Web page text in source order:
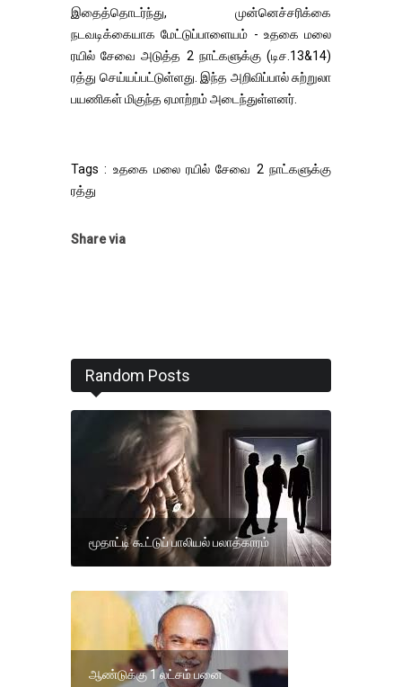
இதைத்தொடர்ந்து, முன்னெச்சரிக்கை
நடவடிக்கையாக மேட்டுப்பாளையம் - உதகை மலை
ரயில் சேவை அடுத்த 2 நாட்களுக்கு (டிச.13&14)
ரத்து செய்யப்பட்டுள்ளது. இந்த அறிவிப்பால் சுற்றுலா
பயணிகள் மிகுந்த ஏமாற்றம் அடைந்துள்ளனர்.
Tags : உதகை மலை ரயில் சேவை 2 நாட்களுக்கு
ரத்து
Share via
Random Posts
மூதாட்டி கூட்டுப் பாலியல் பலாத்காரம்
ஆண்டுக்கு 1 லட்சம் பனை